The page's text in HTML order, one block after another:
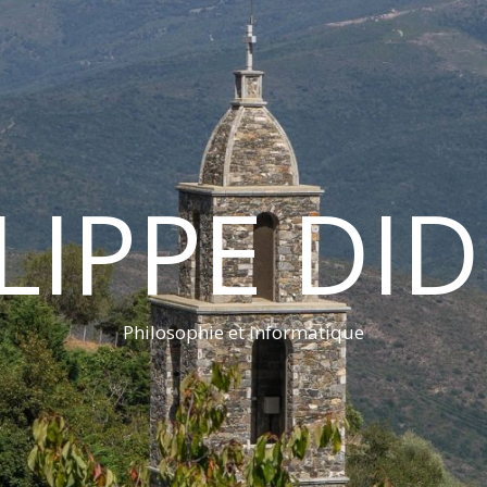
Philosophie et informatique